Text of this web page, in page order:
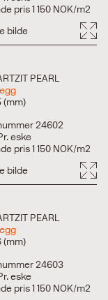
pris 1 150 NOK/m2
bilde
PEARL
(mm)
24602
eske
pris 1 150 NOK/m2
bilde
PEARL
(mm)
24603
eske
pris 1 150 NOK/m2